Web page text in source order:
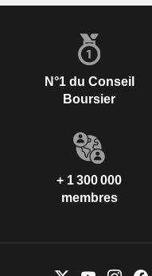
N°1 du Conseil
Boursier
+ 1 300 000
membres